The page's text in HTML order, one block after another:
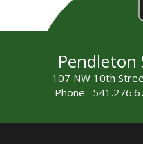
Pendleton
107 NW 10th
Phone: